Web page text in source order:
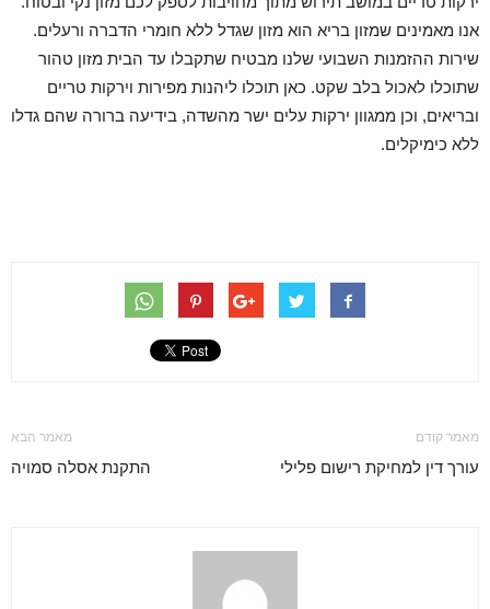
אנו מאמינים שמזון בריא הוא מזון שגדל ללא חומרי הדברה ורעלים.
שירות ההזמנות השבועי שלנו מבטיח שתקבלו עד הבית מזון טהור
שתוכלו לאכול בלב שקט. כאן תוכלו ליהנות מפירות וירקות טריים
ובריאים, וכן ממגוון ירקות עלים ישר מהשדה, בידיעה ברורה שהם גדלו
ללא כימיקלים.
מאמר קודם
עורך דין למחיקת רישום פלילי
מאמר הבא
התקנת אסלה סמויה